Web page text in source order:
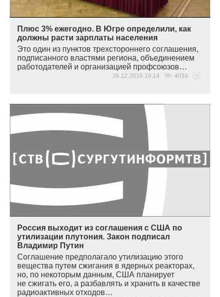
Плюс 3% ежегодно. В Югре определили, как
должны расти зарплаты населения
Это один из пунктов трехстороннего соглашения,
подписанного властями региона, объединением
работодателей и организацией профсоюзов…
26.12.2016 19:14 4034
Россия выходит из соглашения с США по
утилизации плутония. Закон подписал
Владимир Путин
Соглашение предполагало утилизацию этого
вещества путем сжигания в ядерных реакторах,
но, по некоторым данным, США планирует
не сжигать его, а разбавлять и хранить в качестве
радиоактивных отходов…